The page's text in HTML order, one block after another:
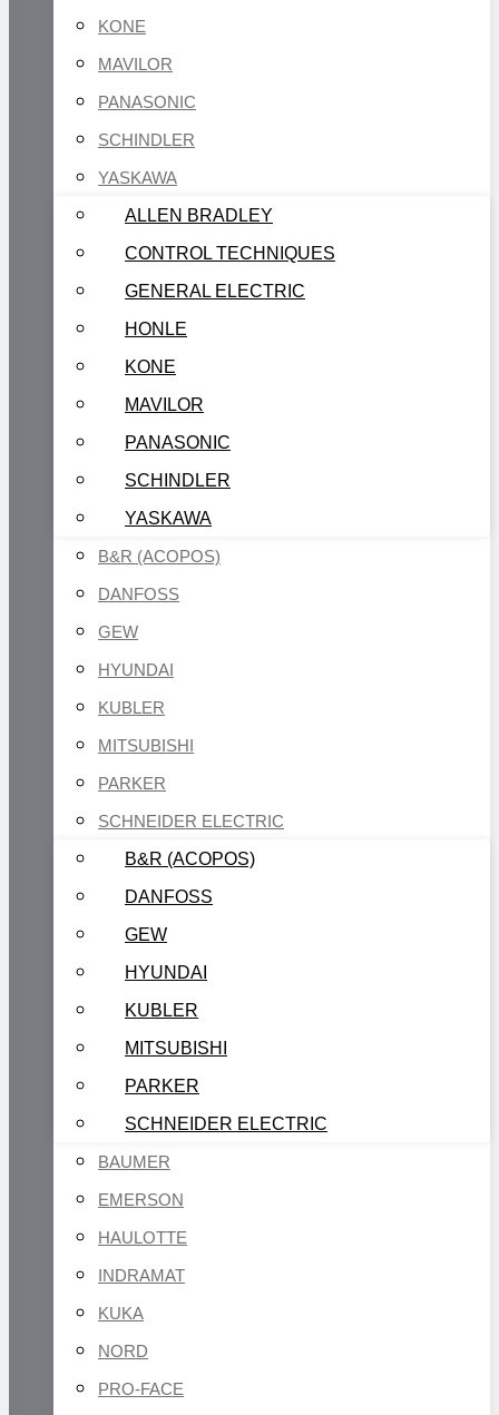
KONE
MAVILOR
PANASONIC
SCHINDLER
YASKAWA
ALLEN BRADLEY
CONTROL TECHNIQUES
GENERAL ELECTRIC
HONLE
KONE
MAVILOR
PANASONIC
SCHINDLER
YASKAWA
B&R (ACOPOS)
DANFOSS
GEW
HYUNDAI
KUBLER
MITSUBISHI
PARKER
SCHNEIDER ELECTRIC
B&R (ACOPOS)
DANFOSS
GEW
HYUNDAI
KUBLER
MITSUBISHI
PARKER
SCHNEIDER ELECTRIC
BAUMER
EMERSON
HAULOTTE
INDRAMAT
KUKA
NORD
PRO-FACE